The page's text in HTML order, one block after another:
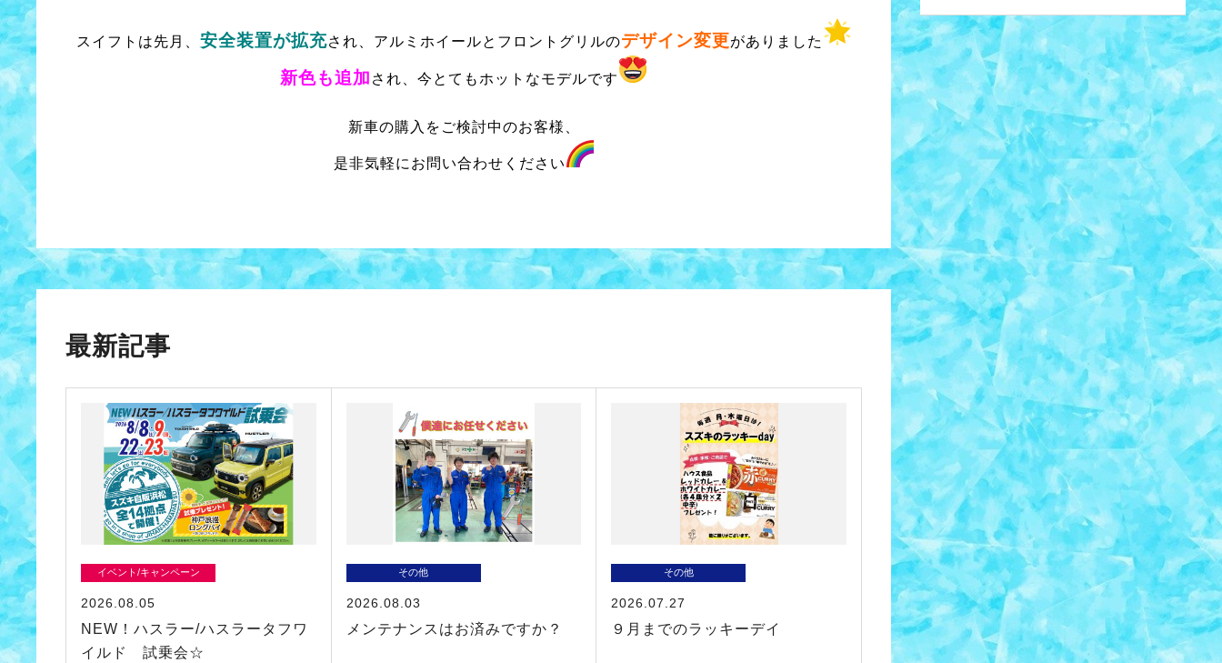
スイフトは先月、 安全装置が拡充され、アルミホイールとフロントグリルのデザイン変更がありました
新色も追加 され、今とてもホットなモデルです
新車の購入をご検討中のお客様、
是非気軽にお問い合わせください
最新記事
イベント/キャンペーン
2026.08.05
NEW！ハスラー/ハスラータフワ
イルド 試乗会☆
その他
2026.08.03
メンテナンスはお済みですか？
その他
2026.07.27
９月までのラッキーデイ